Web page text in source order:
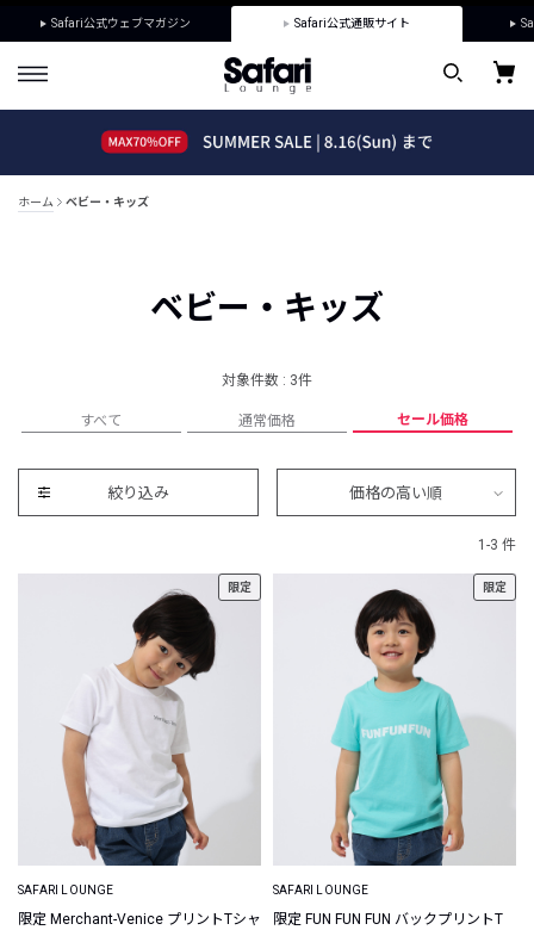
Safari公式ウェブマガジン Safari公式通販サイト
ホーム ベビー・キッズ
ベビー・キッズ
対象件数 : 3件
すべて 通常価格 セール価格
絞り込み 価格の高い順
1-3 件
限定
SAFARI LOUNGE
限定 Merchant-Venice プリントTシャ
限定
SAFARI LOUNGE
限定 FUN FUN FUN バックプリントT